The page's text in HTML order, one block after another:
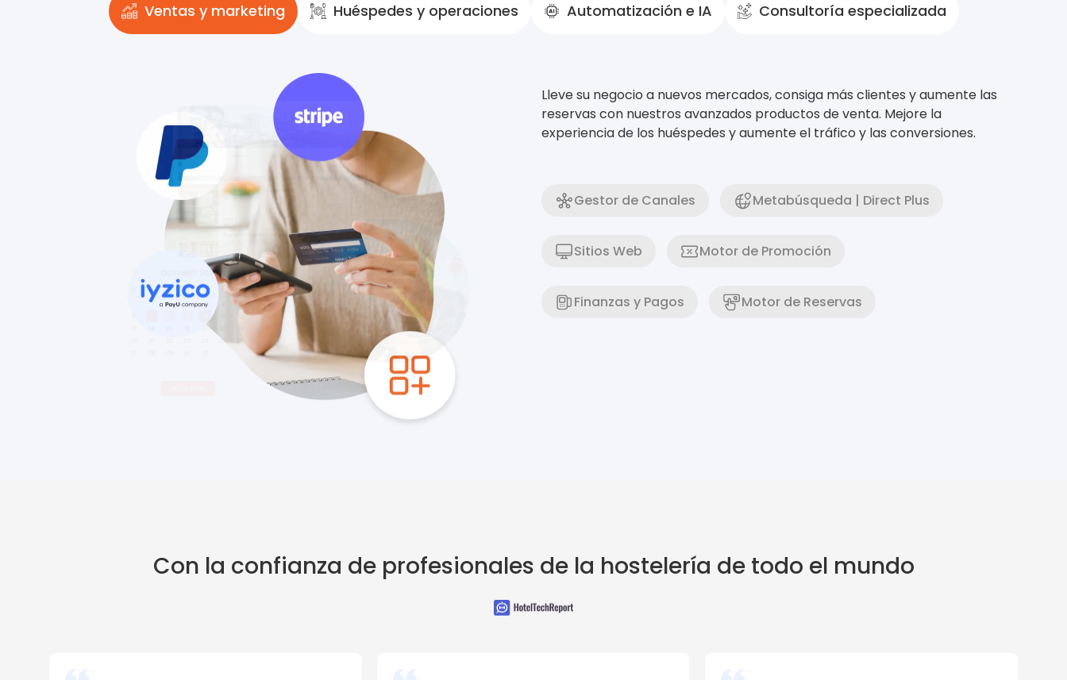
Ventas y marketing Huéspedes y operaciones Automatización e IA Consultoría especializada
Lleve su negocio a nuevos mercados, consiga más clientes y aumente las
reservas con nuestros avanzados productos de venta. Mejore la
experiencia de los huéspedes y aumente el tráfico y las conversiones.
Gestor de Canales Metabúsqueda | Direct Plus
Sitios Web Motor de Promoción
Finanzas y Pagos Motor de Reservas
Con la confianza de profesionales de la hostelería de todo el mundo